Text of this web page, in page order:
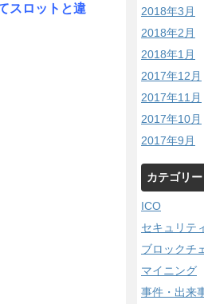
スロットと違
2018年3月
2018年2月
2018年1月
2017年12月
2017年11月
2017年10月
2017年9月
カテゴリー
ICO
セキュリテ
ブロックチ
マイニング
事件・出来